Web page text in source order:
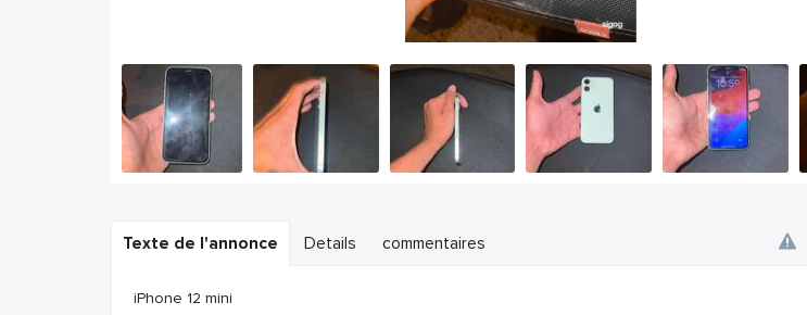
Texte de l'annonce Details commentaires
iPhone 12 mini